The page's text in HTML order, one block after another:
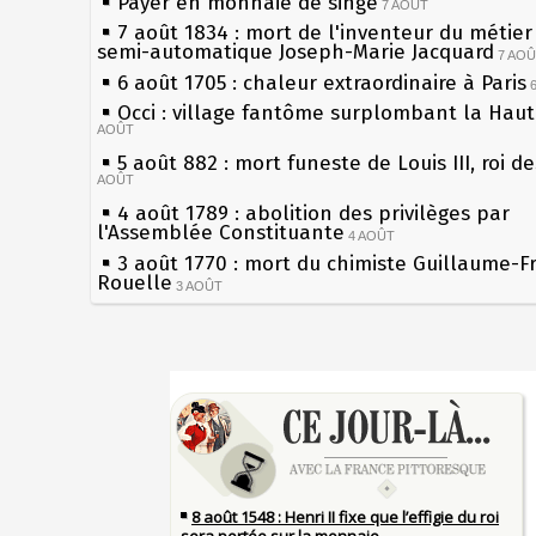
7 AOÛT
7 août 1834 : mort de l'inventeur du
semi-automatique Joseph-Marie Jacquard 7
6 août 1705 : chaleur extraordinaire à Paris
Occi : village fantôme surplombant la
AOÛT
5 août 882 : mort funeste de Louis III, roi
AOÛT
4 août 1789 : abolition des privilèges par
l'Assemblée Constituante 4 AOÛT
3 août 1770 : mort du chimiste Guillaume-
Rouelle 3 AOÛT
Musée Jean de La Fontaine : réouverture
1er août 1589 : Henri III est poignardé à
par Jacques Clément, moine jacobin 1ER AOÛT
31 juillet 1899 : décret instaurant les
boîtes aux lettres en fonte de Léon Mougeot
30 juillet 1918 : mort d'Auguste Poulain,
les siècles
27 mai 1610 : supplice de François
du roi Henri IV
Pierre qui roule n'amasse pas mousse
Qui aime bien châtie bien
Tout vient à point à qui sait attendre